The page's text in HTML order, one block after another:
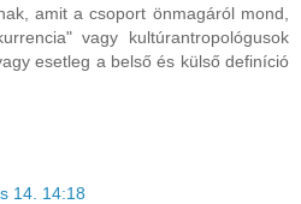
amit a csoport önmagáról mond,
vagy kultúrantropológusok
esetleg a belső és külső definíció
14. 14:18